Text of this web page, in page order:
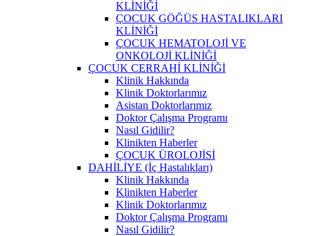
KLİNİĞİ
ÇOCUK GÖĞÜS HASTALIKLARI
KLİNİĞİ
ÇOCUK HEMATOLOJİ VE
ONKOLOJİ KLİNİĞİ
ÇOCUK CERRAHİ KLİNİĞİ
Klinik Hakkında
Klinik Doktorlarımız
Asistan Doktorlarımız
Doktor Çalışma Programı
Nasıl Gidilir?
Klinikten Haberler
ÇOCUK ÜROLOJİSİ
DAHİLİYE (İç Hastalıkları)
Klinik Hakkında
Klinikten Haberler
Klinik Doktorlarımız
Doktor Çalışma Programı
Nasıl Gidilir?